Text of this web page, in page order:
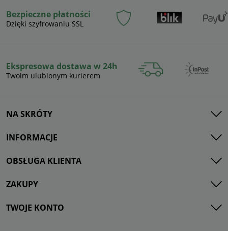
Bezpieczne płatności
Dzięki szyfrowaniu SSL
Ekspresowa dostawa w 24h
Twoim ulubionym kurierem
NA SKRÓTY
INFORMACJE
OBSŁUGA KLIENTA
ZAKUPY
TWOJE KONTO